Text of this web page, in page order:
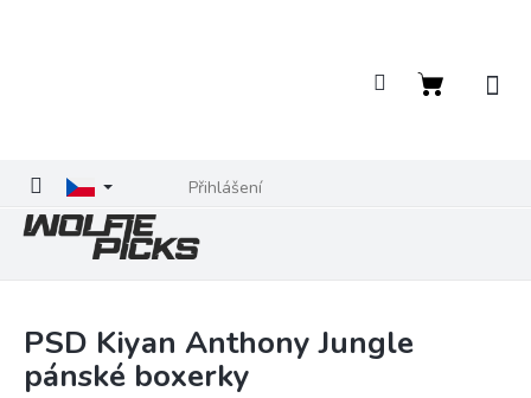
Přihlášení
Nákupní
PSD Kiyan Anthony Jungle
pánské boxerky